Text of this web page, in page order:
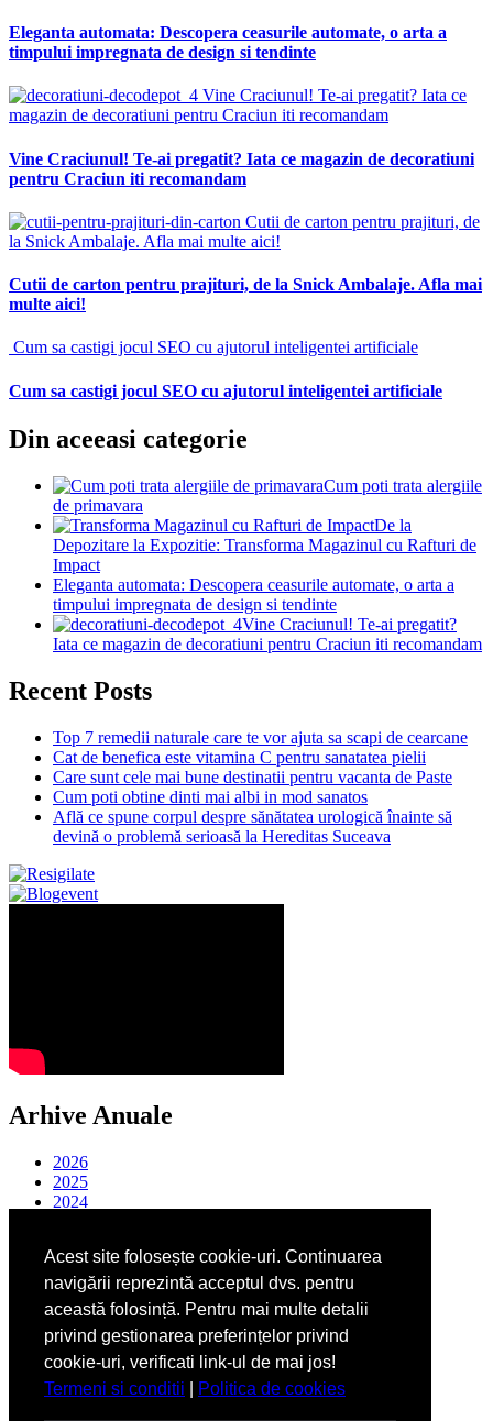
Acest site folosește cookie-uri. Continuarea
navigării reprezintă acceptul dvs. pentru
această folosință. Pentru mai multe detalii
privind gestionarea preferințelor privind
cookie-uri, verificati link-ul de mai jos!
Termeni si conditii
Politica de cookies
Eleganta automata: Descopera ceasurile automate, o arta a
timpului impregnata de design si tendinte
Vine Craciunul! Te-ai pregatit? Iata ce
magazin de decoratiuni pentru Craciun iti recomandam
Vine Craciunul! Te-ai pregatit? Iata ce magazin de decoratiuni
pentru Craciun iti recomandam
Cutii de carton pentru prajituri, de
la Snick Ambalaje. Afla mai multe aici!
Cutii de carton pentru prajituri, de la Snick Ambalaje. Afla mai
multe aici!
Cum sa castigi jocul SEO cu ajutorul inteligentei artificiale
Cum sa castigi jocul SEO cu ajutorul inteligentei artificiale
Din aceeasi categorie
Cum poti trata alergiile
de primavara
De la
Depozitare la Expozitie: Transforma Magazinul cu Rafturi de
Impact
Eleganta automata: Descopera ceasurile automate, o arta a
timpului impregnata de design si tendinte
Vine Craciunul! Te-ai pregatit?
Iata ce magazin de decoratiuni pentru Craciun iti recomandam
Recent Posts
Top 7 remedii naturale care te vor ajuta sa scapi de cearcane
Cat de benefica este vitamina C pentru sanatatea pielii
Care sunt cele mai bune destinatii pentru vacanta de Paste
Cum poti obtine dinti mai albi in mod sanatos
Află ce spune corpul despre sănătatea urologică înainte să
devină o problemă serioasă la Hereditas Suceava
Arhive Anuale
2026
2025
2024
2021
2020
2018
2017
2016
2015
2014